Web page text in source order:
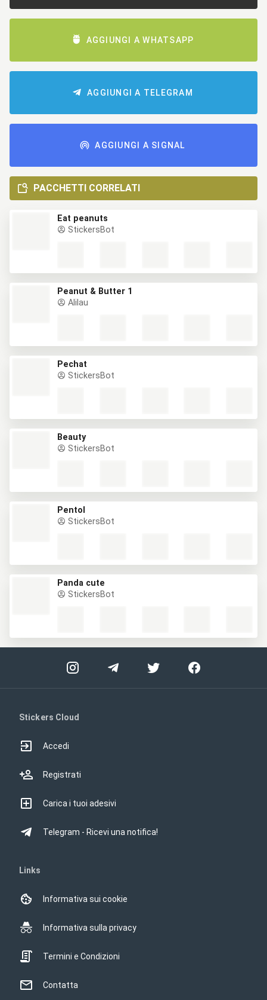
AGGIUNGI A WHATSAPP
AGGIUNGI A TELEGRAM
AGGIUNGI A SIGNAL
PACCHETTI CORRELATI
Eat peanuts
StickersBot
Peanut & Butter 1
Alilau
Pechat
StickersBot
Beauty
StickersBot
Pentol
StickersBot
Panda cute
StickersBot
Stickers Cloud
Accedi
Registrati
Carica i tuoi adesivi
Telegram - Ricevi una notifica!
Links
Informativa sui cookie
Informativa sulla privacy
Termini e Condizioni
Contatta